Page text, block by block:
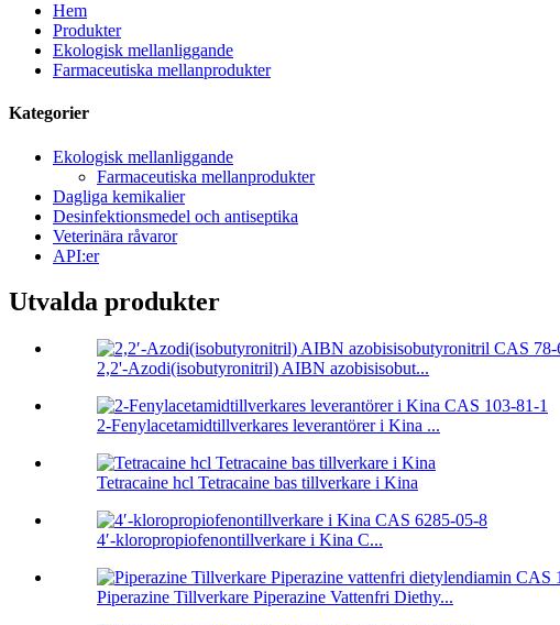
Hem
Produkter
Ekologisk mellanliggande
Farmaceutiska mellanprodukter
Kategorier
Ekologisk mellanliggande
Farmaceutiska mellanprodukter
Dagliga kemikalier
Desinfektionsmedel och antiseptika
Veterinära råvaror
API:er
Utvalda produkter
2,2'-Azodi(isobutyronitril) AIBN azobisisobut...
2-Fenylacetamidtillverkares leverantörer i Kina ...
Tetracaine hcl Tetracaine bas tillverkare i Kina
4′-kloropropiofenontillverkare i Kina C...
Piperazine Tillverkare Piperazine Vattenfri Diethy...